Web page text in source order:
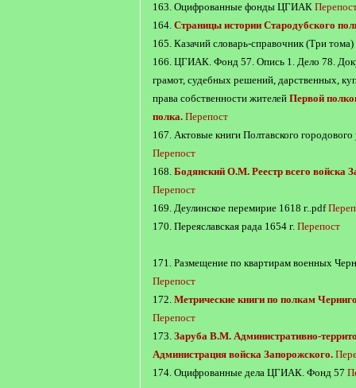
163. Оцифрованные фонды ЦГИАК
164. Страницы истории Стародубского
165. Казачий словарь-справочник (Три тома)
166. ЦГИАК. Фонд 57. Опись 1. Дело 78.
грамот, судебных решений, дарственных,
права собственности жителей Первой
полка. Перепост
167. Актовые книги Полтавского
Перепост
168. Бодянский О.М. Реестр всего войска
Перепост
169. Деулинское перемирие 1618 г..pdf
170. Переяславская рада 1654 г. Перепост
171. Размещение по квартирам военных
Перепост
172. Метрические книги по полкам
Перепост
173. Заруба В.М. Административно-
Администрация войска Запорожского.
174. Оцифрованные дела ЦГИАК. Фонд 57